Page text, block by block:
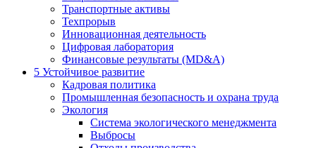
Транспортные активы
Техпрорыв
Инновационная деятельность
Цифровая лаборатория
Финансовые результаты (MD&A)
5 Устойчивое развитие
Кадровая политика
Промышленная безопасность и охрана труда
Экология
Система экологического менеджмента
Выбросы